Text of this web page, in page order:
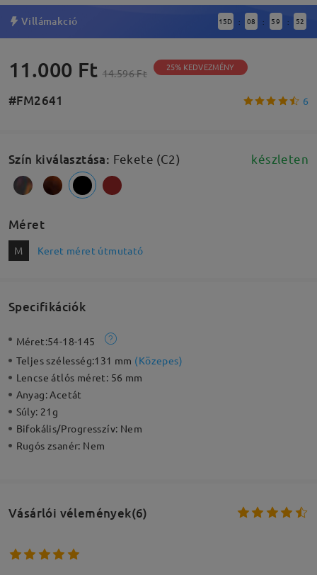
Villámakció 15D : 08 : 59 : 51
11.000 Ft 14.596 Ft 25% KEDVEZMÉNY
#FM2641 6
Szín kiválasztása: Fekete (C2) készleten
Méret
M Keret méret útmutató
Specifikációk
Méret:54-18-145
Teljes szélesség:131 mm (Közepes)
Lencse átlós méret: 56 mm
Anyag:Acetát
Súly: 21g
Bifokális/Progresszív: Nem
Rugós zsanér: Nem
Vásárlói vélemények(6)